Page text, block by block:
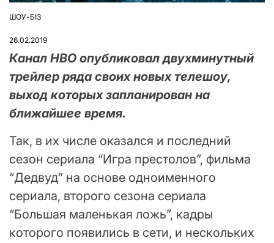
ОПУБЛІКУВАТИ
ШОУ-БІЗ
26.02.2019
Канал HBO опубликовал двухминутный
трейлер ряда своих новых телешоу,
выход которых запланирован на
ближайшее время.
Так, в их числе оказался и последний
сезон сериала “Игра престолов”, фильма
“Дедвуд” на основе одноименного
сериала, второго сезона сериала
“Большая маленькая ложь”, кадры
которого появились в сети, и нескольких